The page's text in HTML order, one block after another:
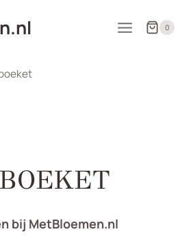
0
bij MetBloemen.nl